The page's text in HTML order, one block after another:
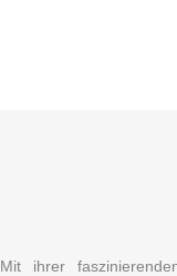
Mit ihrer